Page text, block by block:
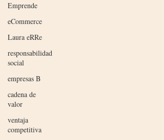
Emprende
eCommerce
Laura eRRe
responsabilidad
social
empresas B
cadena de
valor
ventaja
competitiva